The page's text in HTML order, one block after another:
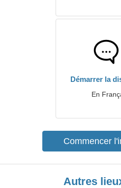
Démarrer la
En
Commencer
Autres